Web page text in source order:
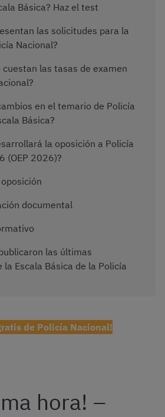
Básica? Haz el test
las solicitudes para la
Nacional?
cuestan las tasas de examen
en el temario de Policía
Básica?
la oposición a Policía
(OEP 2026)?
documental
las últimas
la Escala Básica de la Policía
de Policía Nacional!
hora! –